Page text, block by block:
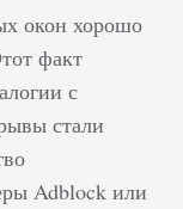
окон хорошо
факт
с
стали
Adblock или